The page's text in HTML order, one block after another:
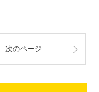
次のページ